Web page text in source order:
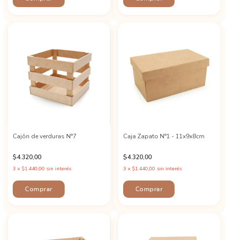
Cajón de verduras N°7
$4.320,00
3 x $1.440,00 sin interés
Caja Zapato N°1 - 11x9x8cm
$4.320,00
3 x $1.440,00 sin interés